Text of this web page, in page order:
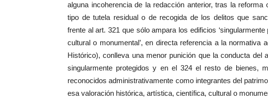
alguna incoherencia de la redacción anterior, tras la
tipo de tutela residual o de recogida de los delitos que
frente al art. 321 que sólo ampara los edificios
cultural o monumental’, en directa referencia a la normativa
Histórico), conlleva una menor punición que la conducta del
singularmente protegidos y en el 324 el resto de bienes,
reconocidos administrativamente como integrantes del
esa valoración histórica, artística, científica, cultural o